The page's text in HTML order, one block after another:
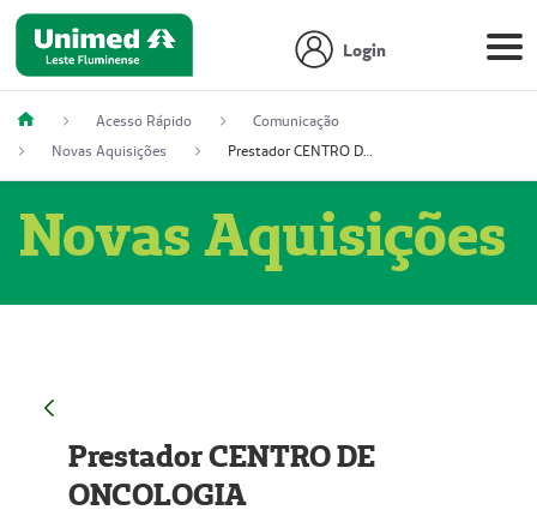
Login
Acesso Rápido
Comunicação
Novas Aquisições
Prestador CENTRO DE ONCOLOGIA
Novas Aquisições
Prestador CENTRO DE
ONCOLOGIA